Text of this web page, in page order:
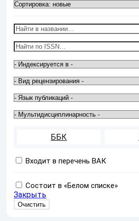
ББК
Входит в перечень ВАК
Состоит в «Белом списке»
Закрыть